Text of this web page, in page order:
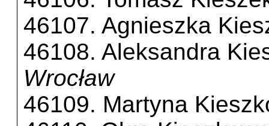
46107. Agnieszka
46108. Aleksandra
Wrocław
46109. Martyna